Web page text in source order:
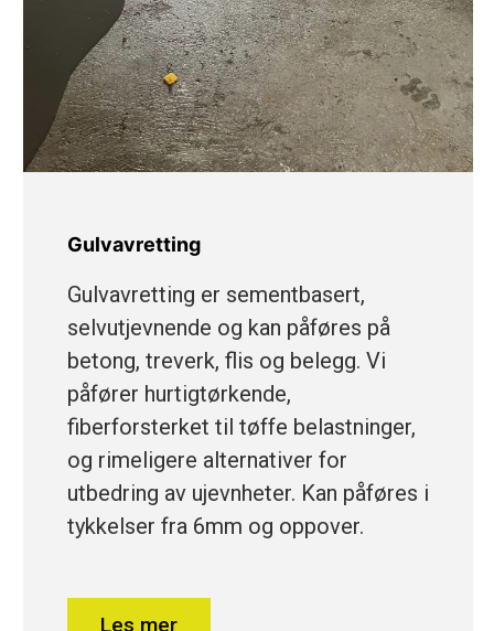
Gulvavretting
Gulvavretting er sementbasert,
selvutjevnende og kan påføres på
betong, treverk, flis og belegg. Vi
påfører hurtigtørkende,
fiberforsterket til tøffe belastninger,
og rimeligere alternativer for
utbedring av ujevnheter. Kan påføres i
tykkelser fra 6mm og oppover.
Les mer